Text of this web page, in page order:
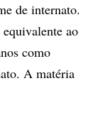
de internato.
ao
como
A matéria